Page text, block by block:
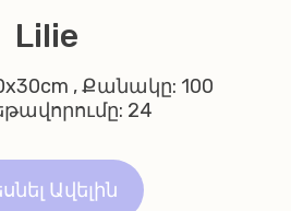
Lilie
, Քանակը: 100
24
Ավելին